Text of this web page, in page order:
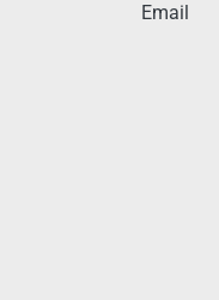
Email